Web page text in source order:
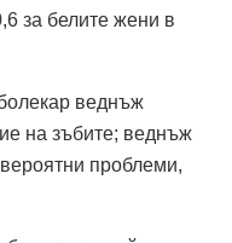
за белите жени в
веднъж
на зъбите; веднъж
проблеми,